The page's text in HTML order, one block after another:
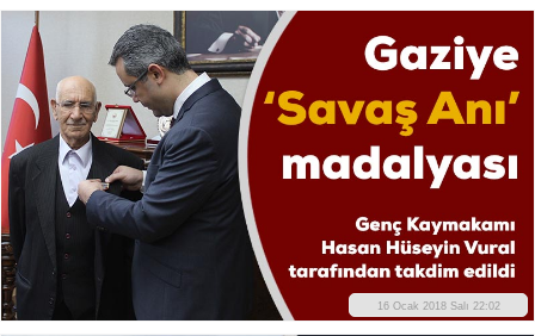
16 Ocak 2018 Salı 22:02